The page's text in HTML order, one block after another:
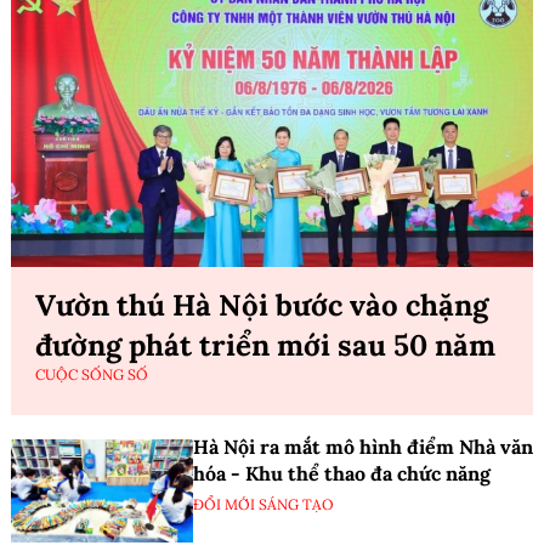
Vườn thú Hà Nội bước vào chặng
đường phát triển mới sau 50 năm
CUỘC SỐNG SỐ
Hà Nội ra mắt mô hình điểm Nhà văn
hóa - Khu thể thao đa chức năng
ĐỔI MỚI SÁNG TẠO